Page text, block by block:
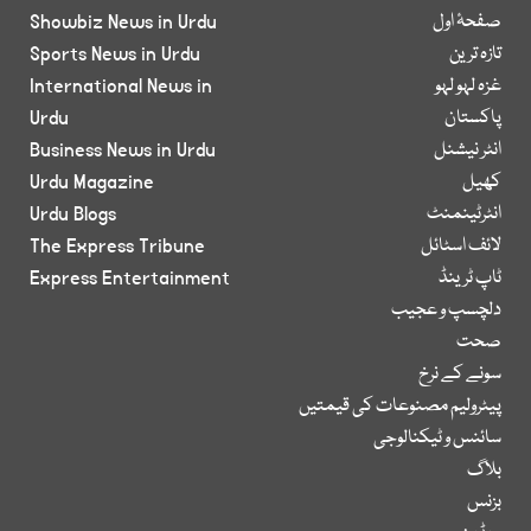
صفحۂ اول
تازہ ترین
غزہ لہو لہو
پاکستان
انٹر نیشنل
کھیل
انٹرٹینمنٹ
لائف اسٹائل
ٹاپ ٹرینڈ
دلچسپ و عجیب
صحت
سونے کے نرخ
پیٹرولیم مصنوعات کی قیمتیں
سائنس و ٹیکنالوجی
بلاگ
بزنس
Showbiz News in Urdu
Sports News in Urdu
International News in
Urdu
Business News in Urdu
Urdu Magazine
Urdu Blogs
The Express Tribune
Express Entertainment